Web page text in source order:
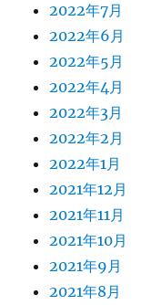
2022年7月
2022年6月
2022年5月
2022年4月
2022年3月
2022年2月
2022年1月
2021年12月
2021年11月
2021年10月
2021年9月
2021年8月